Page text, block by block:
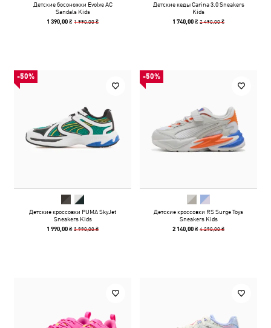
Детские босоножки Evolve AC
Sandals Kids
1 390,00 ₴1 990,00 ₴
Детские кеды Carina 3.0 Sneakers
Kids
1 740,00 ₴2 490,00 ₴
-50%
Детские кроссовки PUMA SkyJet
Sneakers Kids
1 990,00 ₴3 990,00 ₴
-50%
Детские кроссовки RS Surge Toys
Sneakers Kids
2 140,00 ₴4 290,00 ₴